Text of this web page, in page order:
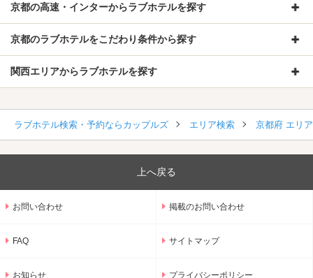
京都の高速・インターからラブホテルを探す
京都のラブホテルをこだわり条件から探す
関西エリアからラブホテルを探す
ラブホテル検索・予約ならカップルズ エリア検索 京都府 エリ
上へ戻る
お問い合わせ 掲載のお問い合わせ
FAQ サイトマップ
お知らせ プライバシーポリシー